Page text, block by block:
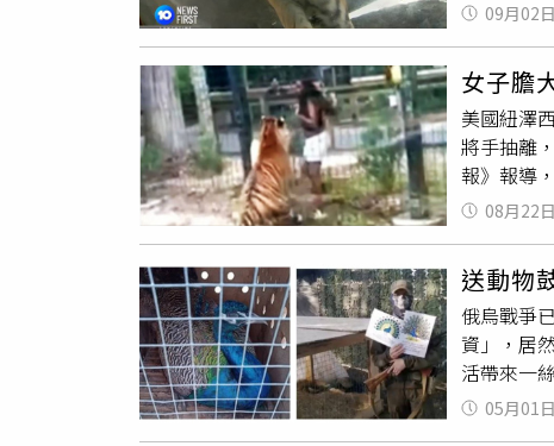
狀。越南
加綜合維
能保持
位成員「
牠特別長
苗的時間
都一副沒
難過。臺
月開始出
斤。孟加
口腔軟組
外大動物
緩慢及器
到孟加拉
臟疾病的
2日上午9
撕裂傷
的處置「
園表示，
個案，園
First
內有蘇門
有老虎
障，導致
09月02
女子膽
美國紐澤
將手抽離
報》報導
進鐵絲網
子見狀
置於潛在
目前居住
08月22
送動物
俄烏戰爭
資」，居
活帶來一
影片可見
報導，
05月01